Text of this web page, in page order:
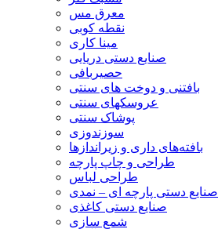
معرق مس
نقطه کوبی
مینا کاری
صنایع دستی دریایی
حصیربافی
بافتنی‌ و دوخت های سنتی
عروسکهای سنتی
پوشاک سنتی
سوزندوزی
بافته‌های داری و زیراندازها
طراحی و چاپ پارچه
طراحی لباس
صنایع دستی پارچه ای – نمدی
صنایع دستی کاغذی
شمع سازی